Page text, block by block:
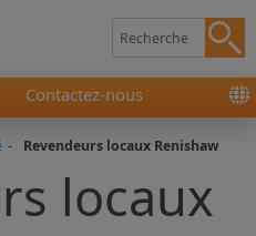
Contactez-nous
- Revendeurs locaux Renishaw
locaux